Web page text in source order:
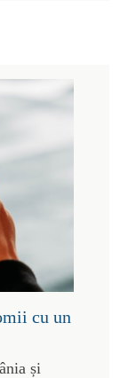
cu un
și